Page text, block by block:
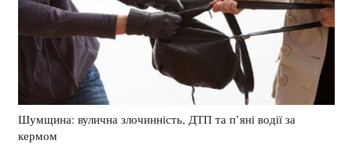
Шумщина: вулична злочинність, ДТП та п’яні водії за
кермом